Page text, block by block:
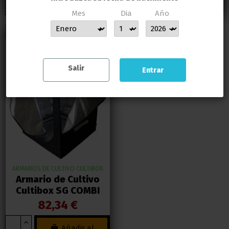
carrito
carrito
¡ENVIO GRATIS!
ARMARIOS DE CULTIVO CULTIBOX
Armario de Cultivo
Cultibox SG COMBI
82,34 €
Mes
Dia Año
Salir Entrar
MUCHAS GRACIAS POR CONFIAR EN LLAMAS GROW